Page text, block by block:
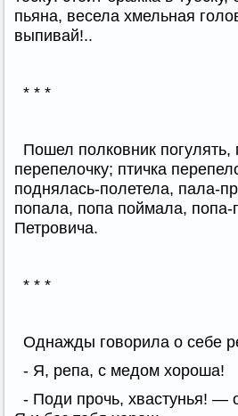
пьяна, весела хмельная
выпивай!..
* * *
Пошел полковник погулять,
перепелочку; птичка
поднялась-полетела, пала-
попала, попа поймала, попа-
Петровича.
* * *
Однажды говорила о себе
- Я, репа, с медом хороша!
- Поди прочь, хвастунья! —